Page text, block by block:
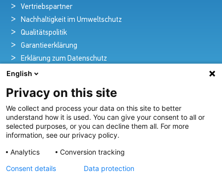
Vertriebspartner
Nachhaltigkeit im Umweltschutz
Qualitätspolitik
Garantieerklärung
Erklärung zum Datenschutz
Rechtlicher Hinweis
Pioniere in nautischer Brillanz und Innovation
Seit über 100 Jahren entwickeln und liefern wir mit
Leidenschaft innovative Beleuchtungslösungen für alle
Bereiche der maritimen Industrie.
English
Privacy on this site
We collect and process your data on this site to better
understand how it is used. You can give your consent to all or
selected purposes, or you can decline them all. For more
information, see our privacy policy.
Analytics
Conversion tracking
Consent details
Data protection